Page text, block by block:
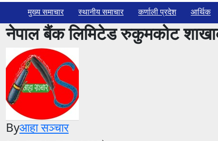
मुख्य समाचार स्थानीय समाचार कर्णाली प्रदेश आर्थिक
नेपाल बैंक लिमिटेड रुकुमकोट
Byआहा सञ्चार